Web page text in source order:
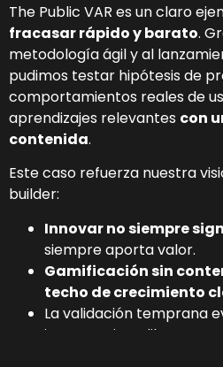
The Public VAR es un claro
fracasar rápido y barato.
metodología ágil y al
pudimos testar hipótesis de
comportamientos reales de
aprendizajes relevantes con
contenida.
Este caso refuerza nuestra
builder:
Innovar no siempre
siempre aporta valor.
Gamificación sin
techo de crecimiento
La validación temprana
innecesarias y libera